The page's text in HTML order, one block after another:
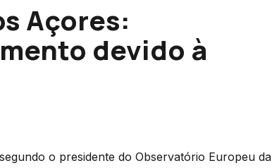
Açores:
devido à
o presidente do Observatório Europeu da